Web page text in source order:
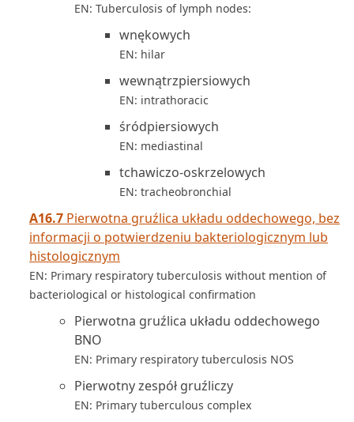
EN: Tuberculosis of lymph nodes:
wnękowych
EN: hilar
wewnątrzpiersiowych
EN: intrathoracic
śródpiersiowych
EN: mediastinal
tchawiczo-oskrzelowych
EN: tracheobronchial
A16.7 Pierwotna gruźlica układu oddechowego, bez
informacji o potwierdzeniu bakteriologicznym lub
histologicznym
EN: Primary respiratory tuberculosis without mention of
bacteriological or histological confirmation
Pierwotna gruźlica układu oddechowego
BNO
EN: Primary respiratory tuberculosis NOS
Pierwotny zespół gruźliczy
EN: Primary tuberculous complex